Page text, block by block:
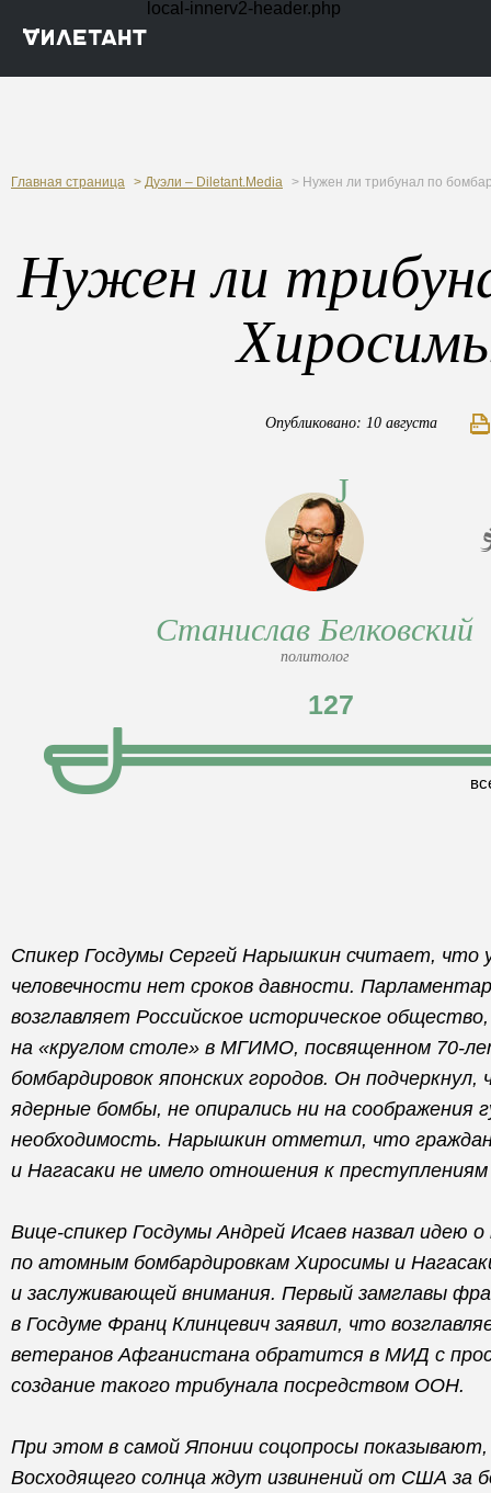
local-innerv2-header.php
Главная страница > Дуэли – Diletant.Media > Нужен ли трибунал по
Нужен ли
Опубликовано: 10 августа
Станислав Белковский
политолог
127
Спикер Госдумы Сергей Нарышкин считает, что
человечности нет сроков давности.
возглавляет Российское историческое
на «круглом столе» в МГИМО, посвященном 70-
бомбардировок японских городов. Он
ядерные бомбы, не опирались ни на соображения
необходимость. Нарышкин отметил, что
и Нагасаки не имело отношения к
Вице-спикер Госдумы Андрей Исаев назвал идею
по атомным бомбардировкам Хиросимы и
и заслуживающей внимания. Первый замглавы
в Госдуме Франц Клинцевич заявил, что
ветеранов Афганистана обратится в МИД с
создание такого трибунала посредством ООН.
При этом в самой Японии соцопросы
Восходящего солнца ждут извинений от США за